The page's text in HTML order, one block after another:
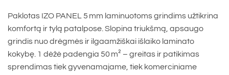
Paklotas IZO PANEL 5 mm laminuotoms grindims užtikrina
komfortą ir tylą patalpose. Slopina triukšmą, apsaugo
grindis nuo drėgmės ir ilgaamžiškai išlaiko laminato
kokybę. 1 dėžė padengia 50 m² – greitas ir patikimas
sprendimas tiek gyvenamajame, tiek komerciniame